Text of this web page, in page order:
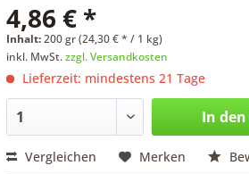
4,86 € *
Inhalt:200 gr (24,30 € * / 1 kg)
inkl. MwSt.zzgl. Versandkosten
Lieferzeit: mindestens 21 Tage
In den
Vergleichen Merken